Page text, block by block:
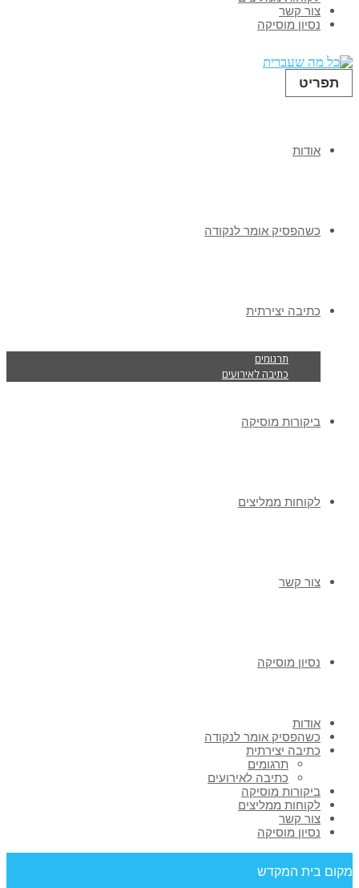
צור קשר
נסיון מוסיקה
תפריט
אודות
כשהפסיק אומר לנקודה
כתיבה יצירתית
תרגומים
כתיבה לאירועים
ביקורות מוסיקה
לקוחות ממליצים
צור קשר
נסיון מוסיקה
אודות
כשהפסיק אומר לנקודה
כתיבה יצירתית
תרגומים
כתיבה לאירועים
ביקורות מוסיקה
לקוחות ממליצים
צור קשר
נסיון מוסיקה
בית המקדש